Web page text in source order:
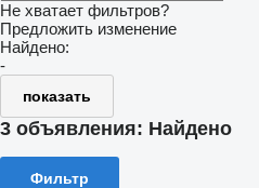
Не хватает фильтров?
Предложить изменение
Найдено:
-
показать
3 объявления: Найдено
Фильтр